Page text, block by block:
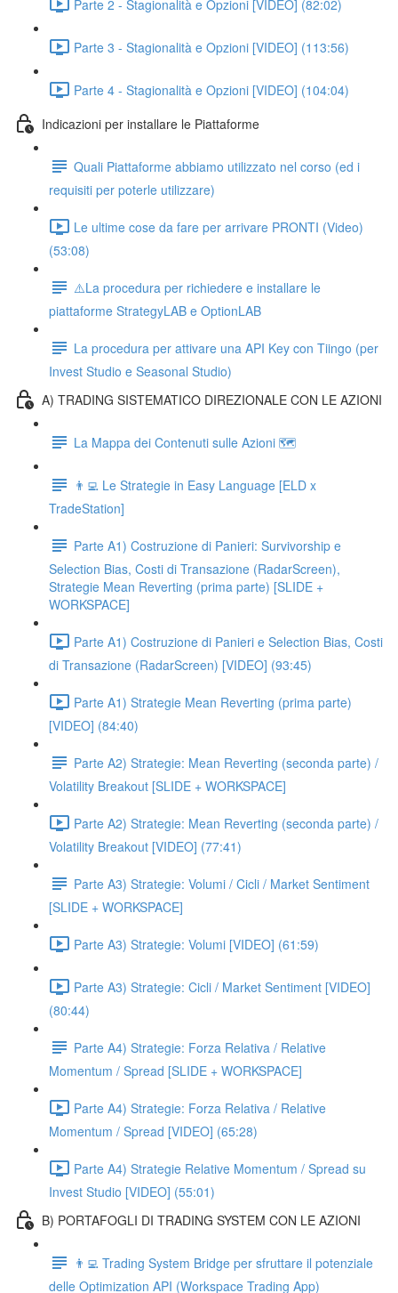
Parte 2 - Stagionalità e Opzioni [VIDEO] (82:02)
Parte 3 - Stagionalità e Opzioni [VIDEO] (113:56)
Parte 4 - Stagionalità e Opzioni [VIDEO] (104:04)
Indicazioni per installare le Piattaforme
Quali Piattaforme abbiamo utilizzato nel corso (ed i
requisiti per poterle utilizzare)
Le ultime cose da fare per arrivare PRONTI (Video)
(53:08)
⚠️La procedura per richiedere e installare le
piattaforme StrategyLAB e OptionLAB
La procedura per attivare una API Key con Tiingo (per
Invest Studio e Seasonal Studio)
A) TRADING SISTEMATICO DIREZIONALE CON LE AZIONI
La Mappa dei Contenuti sulle Azioni 🗺
👨‍💻 Le Strategie in Easy Language [ELD x
TradeStation]
Parte A1) Costruzione di Panieri: Survivorship e
Selection Bias, Costi di Transazione (RadarScreen),
Strategie Mean Reverting (prima parte) [SLIDE +
WORKSPACE]
Parte A1) Costruzione di Panieri e Selection Bias, Costi
di Transazione (RadarScreen) [VIDEO] (93:45)
Parte A1) Strategie Mean Reverting (prima parte)
[VIDEO] (84:40)
Parte A2) Strategie: Mean Reverting (seconda parte) /
Volatility Breakout [SLIDE + WORKSPACE]
Parte A2) Strategie: Mean Reverting (seconda parte) /
Volatility Breakout [VIDEO] (77:41)
Parte A3) Strategie: Volumi / Cicli / Market Sentiment
[SLIDE + WORKSPACE]
Parte A3) Strategie: Volumi [VIDEO] (61:59)
Parte A3) Strategie: Cicli / Market Sentiment [VIDEO]
(80:44)
Parte A4) Strategie: Forza Relativa / Relative
Momentum / Spread [SLIDE + WORKSPACE]
Parte A4) Strategie: Forza Relativa / Relative
Momentum / Spread [VIDEO] (65:28)
Parte A4) Strategie Relative Momentum / Spread su
Invest Studio [VIDEO] (55:01)
B) PORTAFOGLI DI TRADING SYSTEM CON LE AZIONI
👨‍💻 Trading System Bridge per sfruttare il potenziale
delle Optimization API (Workspace Trading App)